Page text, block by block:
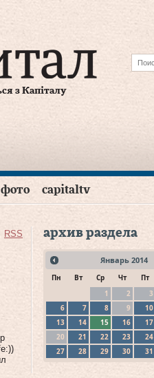
з Капіталу
фото capitaltv
RSS архив раздела
Январь 2014
Пн Вт Ср Чт Пт
1
2 3
6
7 8 9 10
13
14 15 16 17
20
21 22 23 24
27
28 29 30 31